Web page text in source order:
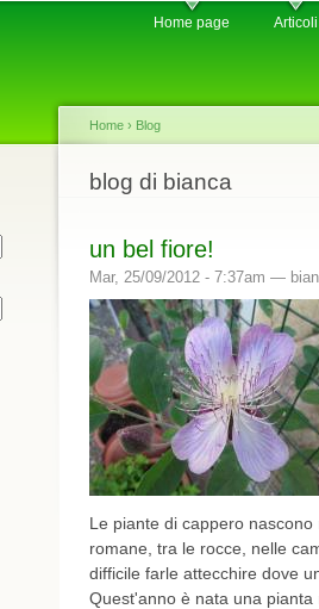
Home page Articoli
You are here
Home › Blog
blog di bianca
un bel fiore!
Mar, 25/09/2012 - 7:37am —
Le piante di cappero
romane, tra le rocce, nelle
difficile farle attecchire dove
Quest'anno è nata una